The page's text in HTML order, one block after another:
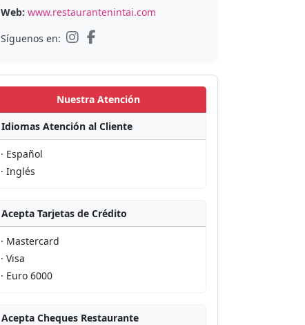
Web: www.restaurantenintai.com
Síguenos en:
Nuestra Atención
Idiomas Atención al Cliente
· Español
· Inglés
Acepta Tarjetas de Crédito
· Mastercard
· Visa
· Euro 6000
Acepta Cheques Restaurante